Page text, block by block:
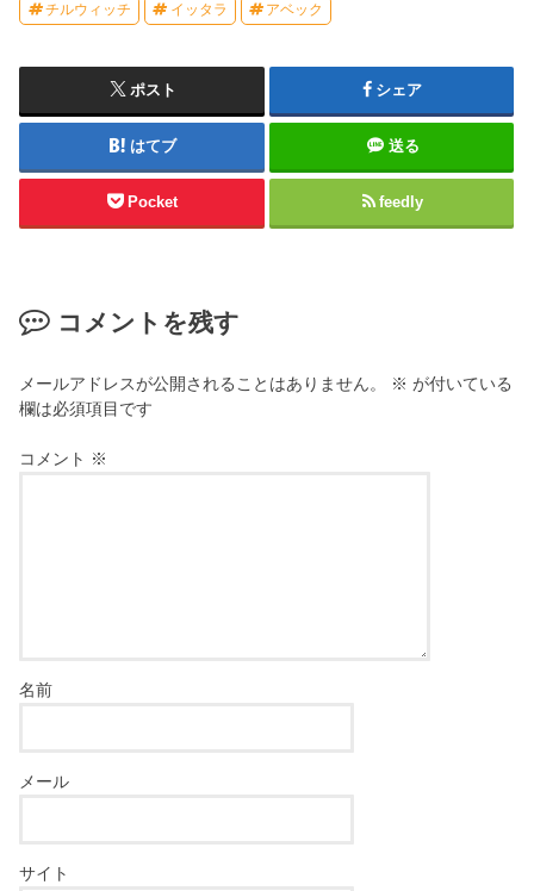
チルウィッチ イッタラ アベック
ポスト シェア
はてブ 送る
Pocket feedly
コメントを残す
メールアドレスが公開されることはありません。 ※ が付いている
欄は必須項目です
コメント ※
名前
メール
サイト